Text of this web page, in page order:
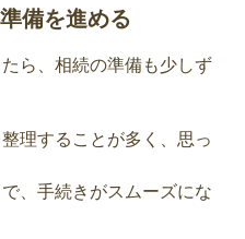
、死亡届の提出および
的に国民健康保険の
に応じて、新しい資格
認書を送付しますの
明な点等あれば国民健
い合わせください。
頼書の提出（国民
の生前のご住所に保険
手紙を送付する場合
備を進める
ら、相続の準備も少しず
理することが多く、思っ
、手続きがスムーズにな